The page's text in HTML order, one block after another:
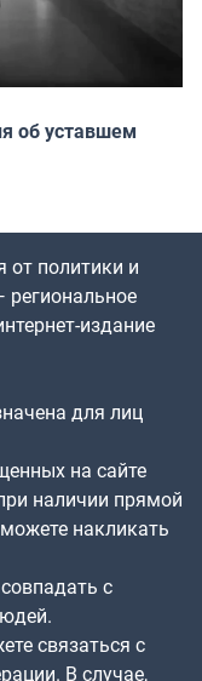
об уставшем
от политики и
издание
для лиц
на сайте
наличии прямой
накликать
с
связаться с
В случае,